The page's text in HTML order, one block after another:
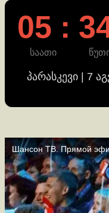
05 :
საათი
პარასკევი | 7